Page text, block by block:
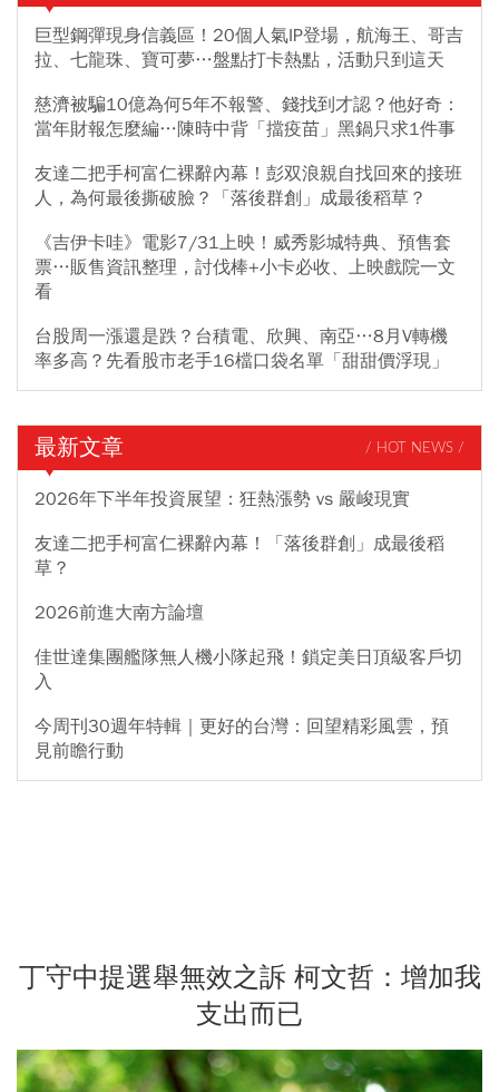
巨型鋼彈現身信義區！20個人氣IP登場，航海王、哥吉
拉、七龍珠、寶可夢…盤點打卡熱點，活動只到這天
慈濟被騙10億為何5年不報警、錢找到才認？他好奇：
當年財報怎麼編…陳時中背「擋疫苗」黑鍋只求1件事
友達二把手柯富仁裸辭內幕！彭双浪親自找回來的接班
人，為何最後撕破臉？「落後群創」成最後稻草？
《吉伊卡哇》電影7/31上映！威秀影城特典、預售套
票…販售資訊整理，討伐棒+小卡必收、上映戲院一文
看
台股周一漲還是跌？台積電、欣興、南亞…8月V轉機
率多高？先看股市老手16檔口袋名單「甜甜價浮現」
最新文章 / HOT NEWS /
2026年下半年投資展望：狂熱漲勢 vs 嚴峻現實
友達二把手柯富仁裸辭內幕！「落後群創」成最後稻
草？
2026前進大南方論壇
佳世達集團艦隊無人機小隊起飛！鎖定美日頂級客戶切
入
今周刊30週年特輯｜更好的台灣：回望精彩風雲，預
見前瞻行動
丁守中提選舉無效之訴 柯文哲：增加我
支出而已